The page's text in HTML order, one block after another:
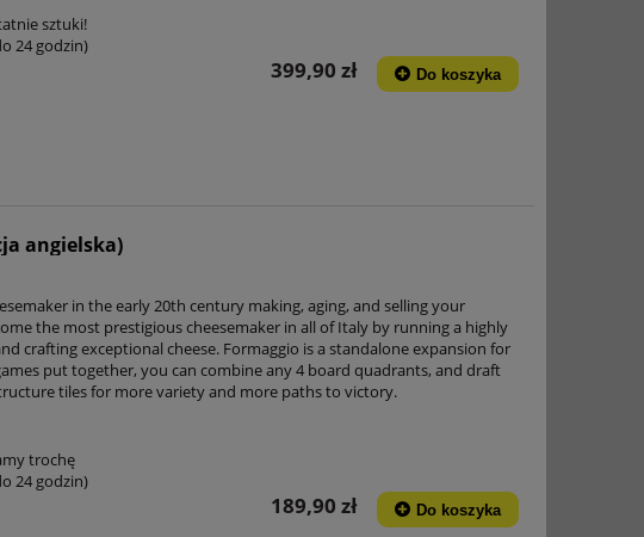
sztuki!
24 godzin)
399,90 zł Do koszyka
angielska)
in the early 20th century making, aging, and selling your
the most prestigious cheesemaker in all of Italy by running a highly
crafting exceptional cheese. Formaggio is a standalone expansion for
put together, you can combine any 4 board quadrants, and draft
tiles for more variety and more paths to victory.
trochę
24 godzin)
189,90 zł Do koszyka